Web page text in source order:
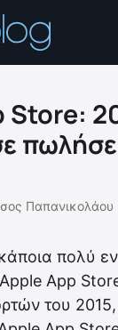
Store:
Παπανικολάου
πολύ
Apple App
του